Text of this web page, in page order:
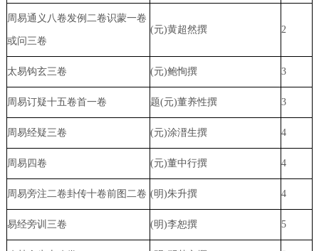
周易通义八卷发例二卷识蒙一卷
或问三卷
(元)黄超然撰 2
太易钩玄三卷 (元)鲍恂撰 3
周易订疑十五卷首一卷 题(元)董养性撰 3
周易经疑三卷 (元)涂溍生撰 4
周易四卷 (元)董中行撰 4
周易旁注二卷卦传十卷前图二卷 (明)朱升撰 4
易经旁训三卷 (明)李恕撰 5